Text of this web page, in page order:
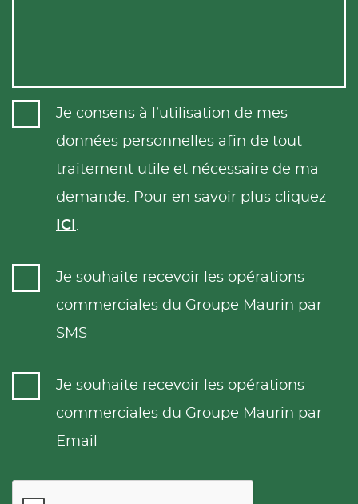
Je consens à l’utilisation de mes
données personnelles afin de tout
traitement utile et nécessaire de ma
demande. Pour en savoir plus cliquez
ICI .
Je souhaite recevoir les opérations
commerciales du Groupe Maurin par
SMS
Je souhaite recevoir les opérations
commerciales du Groupe Maurin par
Email